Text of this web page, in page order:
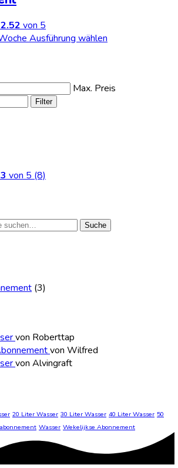
2.52 von 5
Ausführung wählen
Max. Preis
Filter
3 von 5 (8)
Suche
(3)
von Roberttap
von Wilfred
von Alvingraft
20 Liter Wasser 30 Liter Wasser 40 Liter Wasser 50
Wasser Wekelijkse Abonnement